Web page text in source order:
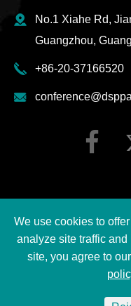
No.1 Xiahe Rd,
Guangzhou,
+86-20-37166520
حقوق الطبع ©
خريطة الموقع
|
We use cookies to
analyze site traffic
site, you agree to